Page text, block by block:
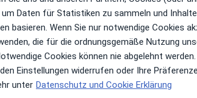
Online-Terminbuchung nicht verfügbar
Terminanfrage senden
Daten für Statistiken zu sammeln und
basieren. Wenn Sie nur notwendige Cookies
die für die ordnungsgemäße Nutzung
Cookies können nie abgelehnt werden.
Einstellungen widerrufen oder Ihre
unter Datenschutz und Cookie Erklärung